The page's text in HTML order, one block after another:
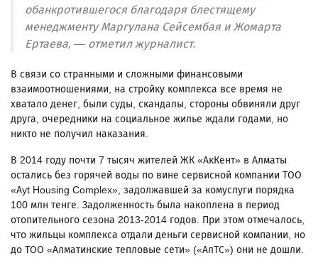
обанкротившегося благодаря блестящему
менеджменту Маргулана Сейсембая и Жомарта
Ертаева, — отметил журналист.
В связи со странными и сложными финансовыми
взаимоотношениями, на стройку комплекса все время не
хватало денег, были суды, скандалы, стороны обвиняли друг
друга, очередники на социальное жилье ждали годами, но
никто не получил наказания.
В 2014 году почти 7 тысяч жителей ЖК «АкКент» в Алматы
остались без горячей воды по вине сервисной компании ТОО
«Ayt Housing Complex», задолжавшей за комуслуги порядка
100 млн тенге. Задолженность была накоплена в период
отопительного сезона 2013-2014 годов. При этом отмечалось,
что жильцы комплекса отдали деньги сервисной компании, но
до ТОО «Алматинские тепловые сети» («АлТС») они не дошли.